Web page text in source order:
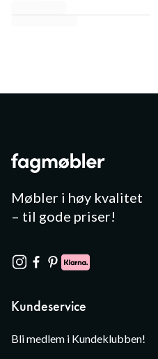
Møbler i høy kvalitet
– til gode priser!
Kundeservice
Bli medlem i Kundeklubben!